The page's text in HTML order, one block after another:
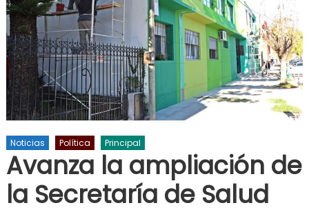
Noticias Política Principal
Avanza la ampliación de
la Secretaría de Salud